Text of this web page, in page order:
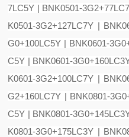
7LC5Y | BNK0501-
K0501-3G2+127LC7Y |
G0+100LC5Y | BNK0601-
C5Y | BNK0601-
K0601-3G2+100LC7Y |
G2+160LC7Y | BNK0801-
C5Y | BNK0801-
K0801-3G0+175LC3Y |